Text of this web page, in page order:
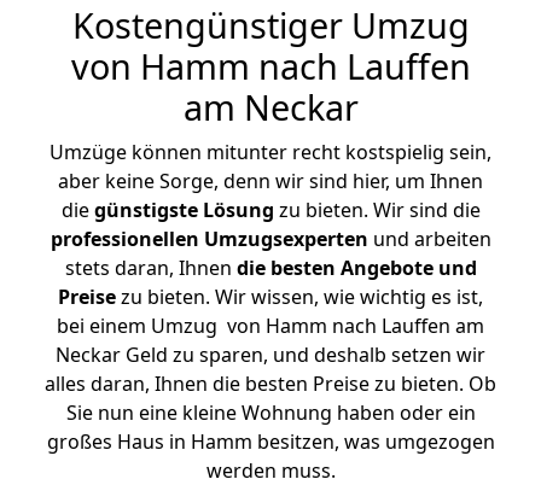
Kostengünstiger Umzug
von Hamm nach Lauffen
am Neckar
Umzüge können mitunter recht kostspielig sein,
aber keine Sorge, denn wir sind hier, um Ihnen
diegünstigste Lösung zu bieten. Wir sind die
professionellen Umzugsexperten und arbeiten
stets daran, Ihnen die besten Angebote und
Preisezu bieten. Wir wissen, wie wichtig es ist,
bei einem Umzug von Hamm nach Lauffen am
Neckar Geld zu sparen, und deshalb setzen wir
alles daran, Ihnen die besten Preise zu bieten. Ob
Sie nun eine kleine Wohnung haben oder ein
großes Haus in Hamm besitzen, was umgezogen
werden muss.